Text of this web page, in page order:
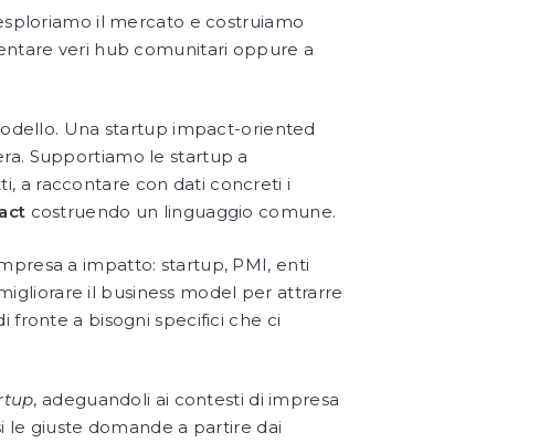
il mercato e costruiamo
veri hub comunitari oppure a
Una startup impact-oriented
Supportiamo le startup a
a raccontare con dati concreti i
costruendo un linguaggio comune.
a impatto: startup, PMI, enti
il business model per attrarre
fronte a bisogni specifici che ci
, adeguandoli ai contesti di impresa
giuste domande a partire dai